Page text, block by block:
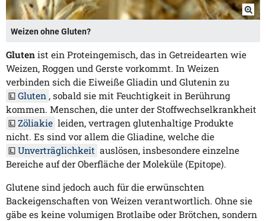
Weizen ohne Gluten?
Gluten ist ein Proteingemisch, das in Getreidearten wie
Weizen, Roggen und Gerste vorkommt. In Weizen
verbinden sich die Eiweiße Gliadin und Glutenin zu
Gluten , sobald sie mit Feuchtigkeit in Berührung
kommen. Menschen, die unter der Stoffwechselkrankheit
Zöliakie leiden, vertragen glutenhaltige Produkte
nicht. Es sind vor allem die Gliadine, welche die
Unverträglichkeit auslösen, insbesondere einzelne
Bereiche auf der Oberfläche der Moleküle (Epitope).
Glutene sind jedoch auch für die erwünschten
Backeigenschaften von Weizen verantwortlich. Ohne sie
gäbe es keine volumigen Brotlaibe oder Brötchen, sondern